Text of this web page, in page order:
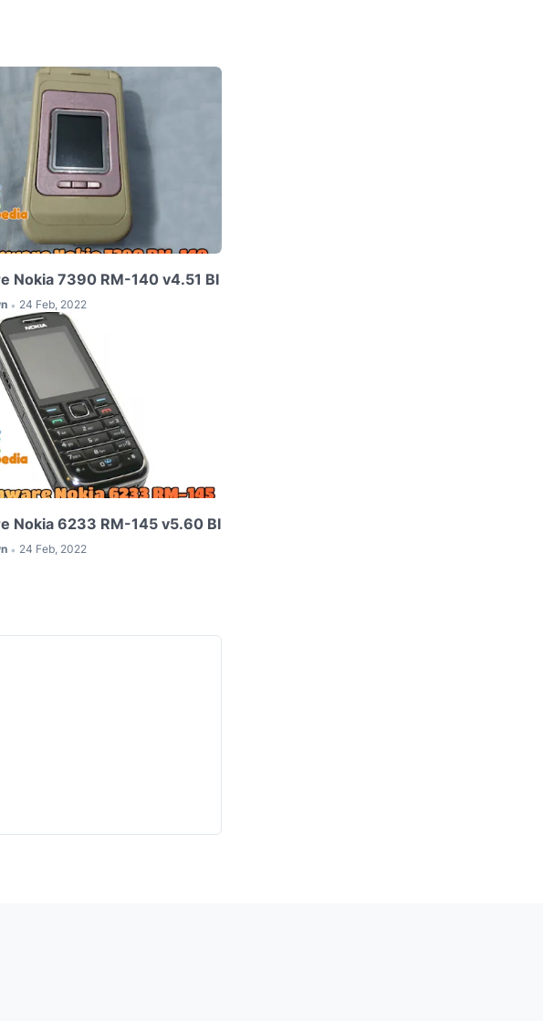
Nokia 7390 RM-140 v4.51 BI
• 24 Feb, 2022
Nokia 6233 RM-145 v5.60 BI
• 24 Feb, 2022